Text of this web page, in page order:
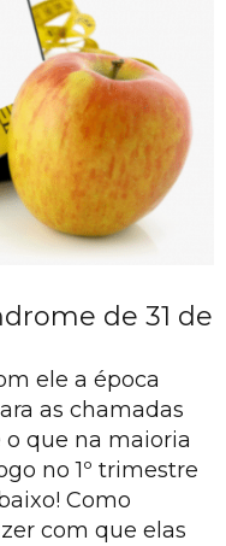
de 31 de
ele a época
as chamadas
o que na maioria
no 1º trimestre
Como
com que elas